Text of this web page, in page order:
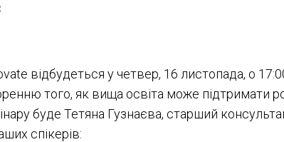
відбудеться у четвер, 16 листопада, о
того, як вища освіта може підтримати
буде Тетяна Гузнаєва, старший
спікерів: